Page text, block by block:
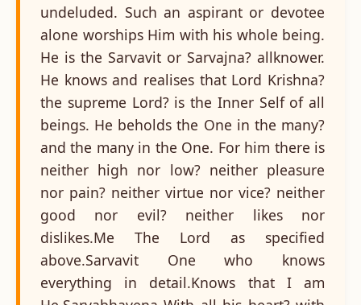
undeluded. Such an aspirant or devotee
alone worships Him with his whole being.
He is the Sarvavit or Sarvajna? allknower.
He knows and realises that Lord Krishna?
the supreme Lord? is the Inner Self of all
beings. He beholds the One in the many?
and the many in the One. For him there is
neither high nor low? neither pleasure
nor pain? neither virtue nor vice? neither
good nor evil? neither likes nor
dislikes.Me The Lord as specified
above.Sarvavit One who knows
everything in detail.Knows that I am